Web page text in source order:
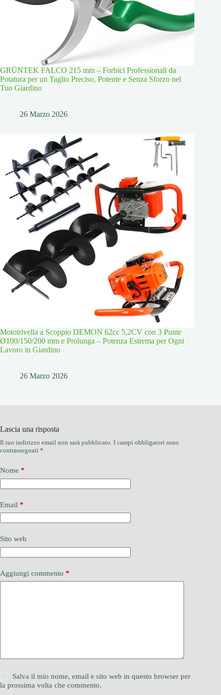
GRÜNTEK FALCO 215 mm – Forbici Professionali da
Potatura per un Taglio Preciso, Potente e Senza Sforzo nel
Tuo Giardino
26 Marzo 2026
Mototrivella a Scoppio DEMON 62cc 5,2CV con 3 Punte
Ø100/150/200 mm e Prolunga – Potenza Estrema per Ogni
Lavoro in Giardino
26 Marzo 2026
Lascia una risposta
Il tuo indirizzo email non sarà pubblicato. I campi obbligatori sono
contrassegnati *
Nome *
Email *
Sito web
Aggiungi commento *
Salva il mio nome, email e sito web in questo browser per
la prossima volta che commento.